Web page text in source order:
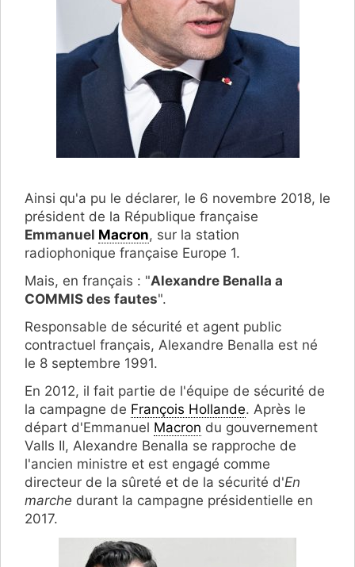
Ainsi qu'a pu le déclarer, le 6 novembre 2018, le
président de la République française
Emmanuel Macron, sur la station
radiophonique française Europe 1.
Mais, en français : "Alexandre Benalla a
COMMIS des fautes".
Responsable de sécurité et agent public
contractuel français, Alexandre Benalla est né
le 8 septembre 1991.
En 2012, il fait partie de l'équipe de sécurité de
la campagne de François Hollande. Après le
départ d'Emmanuel Macron du gouvernement
Valls II, Alexandre Benalla se rapproche de
l'ancien ministre et est engagé comme
directeur de la sûreté et de la sécurité d'En
marche durant la campagne présidentielle en
2017.